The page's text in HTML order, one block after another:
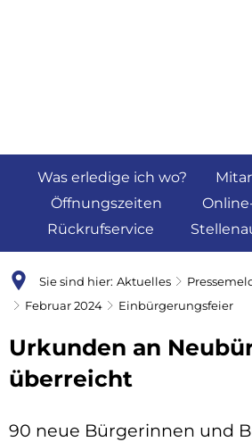
Was erledige ich wo?
Öffnungszeiten
Rückrufservice
Sie sind hier: Aktuelles
Februar 2024
Einbürgerungsfeier
Urkunden an
überreicht
90 neue Bürgerinnen und